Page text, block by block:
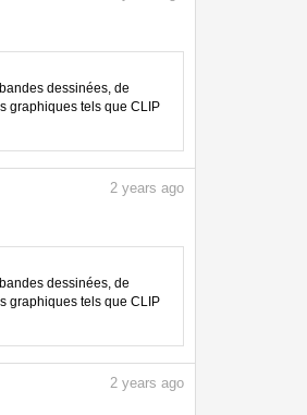
dessinées, de
graphiques tels que CLIP
2 years ago
dessinées, de
graphiques tels que CLIP
2 years ago